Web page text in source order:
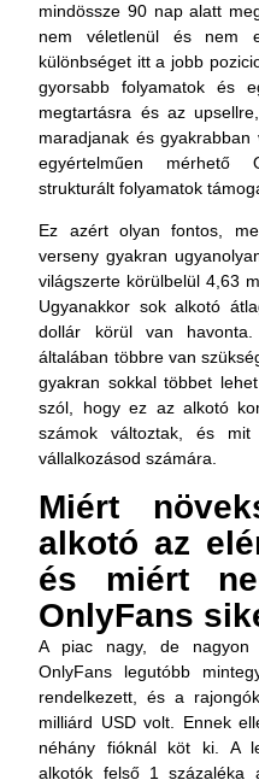
mindössze 90 nap alatt
nem véletlenül és nem
különbséget itt a jobb
gyorsabb folyamatok és
megtartásra és az
maradjanak és
egyértelműen mérhető
strukturált folyamatok
Ez azért olyan fontos,
verseny gyakran
világszerte körülbelül 4,63
Ugyanakkor sok alkotó
dollár körül van havonta.
általában többre van
gyakran sokkal többet
szól, hogy ez az alkotó
számok változtak, és
vállalkozásod számára.
Miért
alkotó az
és miért
OnlyFans
A piac nagy, de nagyon
OnlyFans legutóbb
rendelkezett, és a
milliárd USDvolt. Ennek
néhány fióknál köt ki. A
alkotók felső 1 százaléka